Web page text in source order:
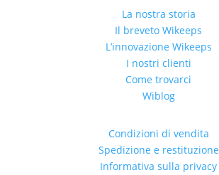
La nostra storia
Il breveto Wikeeps
L’innovazione Wikeeps
I nostri clienti
Come trovarci
Wiblog
Condizioni di vendita
Spedizione e restituzione
Informativa sulla privacy